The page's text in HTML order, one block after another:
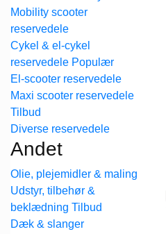
Mobility scooter
reservedele
Cykel & el-cykel
reservedele
El-scooter reservedele
Maxi scooter reservedele
Diverse reservedele
Andet
Olie, plejemidler & maling
Udstyr, tilbehør &
beklædning
Dæk & slanger